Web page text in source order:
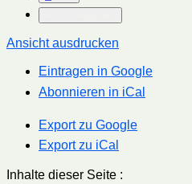
Ansichtausdrucken
Eintragen in Google
Abonnieren in iCal
Export zu Google
Export zu iCal
Inhalte dieser Seite :